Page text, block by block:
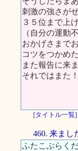
刺激の強さが
３５位まで上
（自分の運動
おかげさまで
コツをつかめ
また報告に来
それではまた！
[タイトル一覧]
460. 来まし
ふたこぶらく